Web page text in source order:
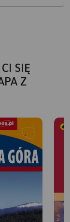
foty okolicy i po
Schronisko,
SIĘ
Z